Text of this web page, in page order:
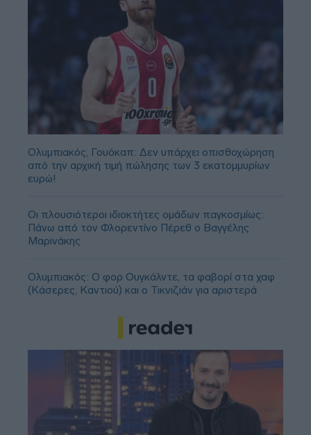
Ολυμπιακός, Γουόκαπ: Δεν υπάρχει οπισθοχώρηση
από την αρχική τιμή πώλησης των 3 εκατομμυρίων
ευρώ!
Οι πλουσιότεροι ιδιοκτήτες ομάδων παγκοσμίως:
Πάνω από τον Φλορεντίνο Πέρεθ ο Βαγγέλης
Μαρινάκης
Ολυμπιακός: Ο φορ Ουγκάλντε, τα φαβορί στα χαφ
(Κάσερες, Καντιού) και ο Τικνιζιάν για αριστερά